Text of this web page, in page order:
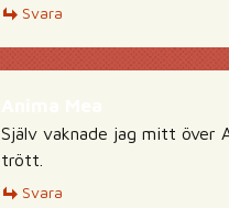
Svara
Själv vaknade jag mitt över
trött.
Svara